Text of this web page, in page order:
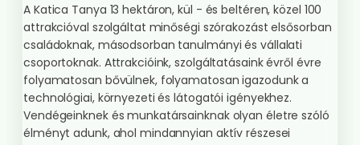
A Katica Tanya 13 hektáron, kül - és beltéren, közel 100
attrakcióval szolgáltat minőségi szórakozást elsősorban
családoknak, másodsorban tanulmányi és vállalati
csoportoknak. Attrakcióink, szolgáltatásaink évről évre
folyamatosan bővülnek, folyamatosan igazodunk a
technológiai, környezeti és látogatói igényekhez.
Vendégeinknek és munkatársainknak olyan életre szóló
élményt adunk, ahol mindannyian aktív részesei